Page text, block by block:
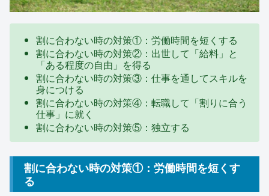
割に合わない時の対策①：労働時間を短くする
割に合わない時の対策②：出世して「給料」と
「ある程度の自由」を得る
割に合わない時の対策③：仕事を通してスキルを
身につける
割に合わない時の対策④：転職して「割りに合う
仕事」に就く
割に合わない時の対策⑤：独立する
割に合わない時の対策①：労働時間を短くす
る